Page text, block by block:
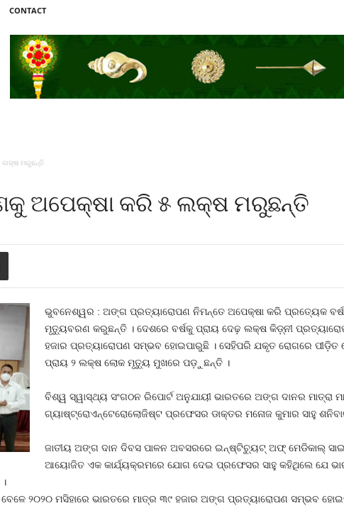
CONTACT
ଲକ୍ଷ ମରୁଛନ୍ତି
ଅପେକ୍ଷା କରି ୫ ଲକ୍ଷ ମରୁଛନ୍ତି
ଭୁବନେଶ୍ୱର : ଅଙ୍ଗ ପ୍ରତ୍ୟାରୋପଣ ନିମନ୍ତେ ଅପେକ୍ଷା କରି ପ୍ରତ୍ୟେକ
ମୃତ୍ୟୁବରଣ କରୁଛନ୍ତି । ଦେଶରେ ବର୍ଷକୁ ପ୍ରାୟ ଦେଢ଼ ଲକ୍ଷ କିଡ଼୍‌ନୀ
ହଜାର ପ୍ରତ୍ୟାରୋପଣ ସମ୍ଭବ ହୋଇପାରୁଛି । ସେହିପରି ଯକୃତ ରୋଗରେ ପୀଡ଼ିତ
ପ୍ରାୟ ୨ ଲକ୍ଷ ଲୋକ ମୃତ୍ୟୁ ମୁଖରେ ପଡ଼ୁଛନ୍ତି ।
ବିଶ୍ୱ ସ୍ୱାସ୍ଥ୍ୟ ସଂଗଠନ ରିପୋର୍ଟ ଅନୁଯାୟୀ ଭାରତରେ ଅଙ୍ଗ ଦାନର
ଗ୍ୟାଷ୍ଟ୍ରୋଏନ୍‌ଟେରୋଲୋଜିଷ୍ଟ ପ୍ରଫେସର ଡାକ୍ତର ମନୋଜ କୁମାର ସାହୁ
ଜାତୀୟ ଅଙ୍ଗ ଦାନ ଦିବସ ପାଳନ ଅବସରରେ ଇନ୍‌ଷ୍ଟିଚ୍ୟୁଟ୍ ଅଫ୍ ମେଡିକାଲ୍
ଆୟୋଜିତ ଏକ କାର୍ଯ୍ୟକ୍ରମରେ ଯୋଗ ଦେଇ ପ୍ରଫେସର ସାହୁ କହିଥିଲେ ଯେ
୨୦୨୦ ମସିହାରେ ଭାରତରେ ମାତ୍ର ୩୯ ହଜାର ଅଙ୍ଗ ପ୍ରତ୍ୟାରୋପଣ ସମ୍ଭବ